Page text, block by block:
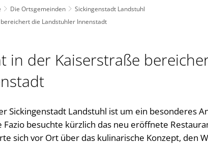
Die Ortsgemeinden
Sickingenstadt Landstuhl
die Landstuhler Innenstadt
in der Kaiserstraße
Sickingenstadt Landstuhl ist um ein besonderes
besuchte kürzlich das neu eröffnete
sich vor Ort über das kulinarische Konzept, den